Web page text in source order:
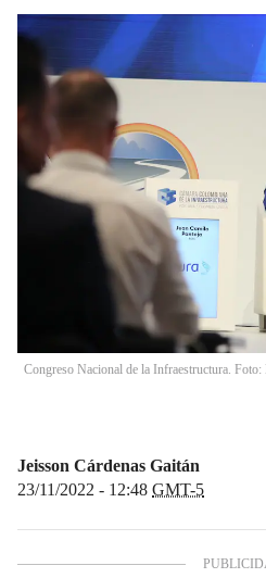
Congreso Nacional de la Infraestructura.
Jeisson Cárdenas Gaitán
23/11/2022 - 12:48 GMT-5